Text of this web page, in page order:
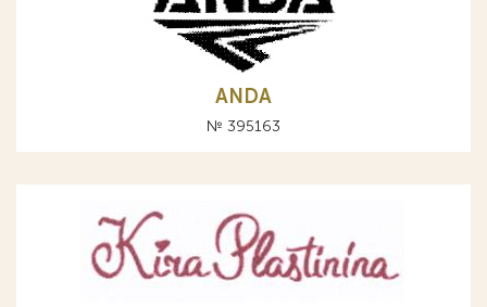
ANDA
№ 395163